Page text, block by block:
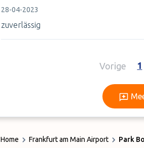
28-04-2023
zuverlässig
Vorige 1
Home Frankfurt am Main Airport Park